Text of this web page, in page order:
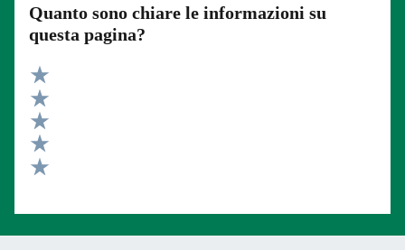
Quanto sono chiare le informazioni su
questa pagina?
Valuta 5 stelle su 5
Valuta 4 stelle su 5
Valuta 3 stelle su 5
Valuta 2 stelle su 5